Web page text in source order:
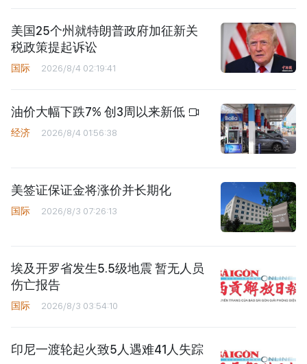
美国25个州就特朗普政府加征新关
税政策提起诉讼
国际 2026/8/4 02:19:41
油价大幅下跌7% 创3周以来新低
经济 2026/8/4 01:56:38
美签证保证金将涨价并长期化
国际 2026/8/3 07:26:13
埃及开罗省发生5.5级地震 暂无人员
伤亡报告
国际 2026/8/3 03:54:10
印尼一渡轮起火致5人遇难41人失踪